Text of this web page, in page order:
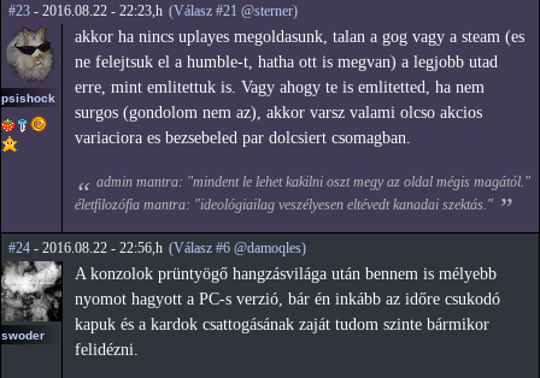
#23 - 2016.08.22 - 22:23,h (Válasz #21 @sterner)
psishock
akkor ha nincs uplayes megoldasunk, talan a gog vagy a steam (es
ne felejtsuk el a humble-t, hatha ott is megvan) a legjobb utad
erre, mint emlitettuk is. Vagy ahogy te is emlitetted, ha nem
surgos (gondolom nem az), akkor varsz valami olcso akcios
variaciora es bezsebeled par dolcsiert csomagban.
admin mantra: "mindent le lehet kakilni oszt megy az oldal mégis magától."
életfilozófia mantra: "ideológiailag veszélyesen eltévedt kanadai szektás."
#24 - 2016.08.22 - 22:56,h (Válasz #6 @damoqles)
swoder
A konzolok prüntyögő hangzásvilága után bennem is mélyebb
nyomot hagyott a PC-s verzió, bár én inkább az időre csukodó
kapuk és a kardok csattogásának zaját tudom szinte bármikor
felidézni.